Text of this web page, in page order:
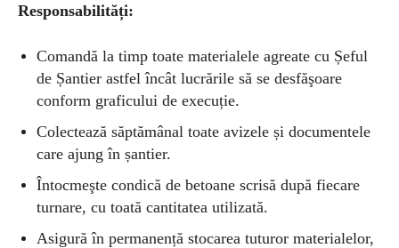
Responsabilități:
Comandă la timp toate materialele agreate cu Șeful
de Șantier astfel încât lucrările să se desfăşoare
conform graficului de execuție.
Colectează săptămânal toate avizele și documentele
care ajung în șantier.
Întocmeşte condică de betoane scrisă după fiecare
turnare, cu toată cantitatea utilizată.
Asigură în permanență stocarea tuturor materialelor,